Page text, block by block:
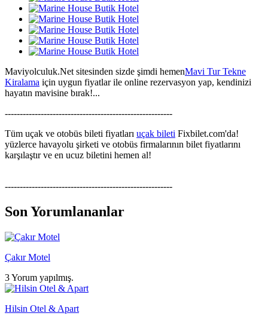
Maviyolculuk.Net sitesinden sizde şimdi hemenMavi Tur Tekne
Kiralama için uygun fiyatlar ile online rezervasyon yap, kendinizi
hayatın mavisine bırak!...
--------------------------------------------------------
Tüm uçak ve otobüs bileti fiyatları uçak bileti Fixbilet.com'da!
yüzlerce havayolu şirketi ve otobüs firmalarının bilet fiyatlarını
karşılaştır ve en ucuz biletini hemen al!
--------------------------------------------------------
Son Yorumlananlar
Çakır Motel
3 Yorum yapılmış.
Hilsin Otel & Apart